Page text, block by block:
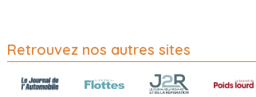
Retrouvez nos autres sites